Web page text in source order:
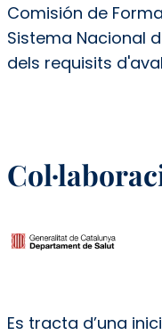
Comisión de
Sistema Nacional
dels requisits
Es tracta d’una